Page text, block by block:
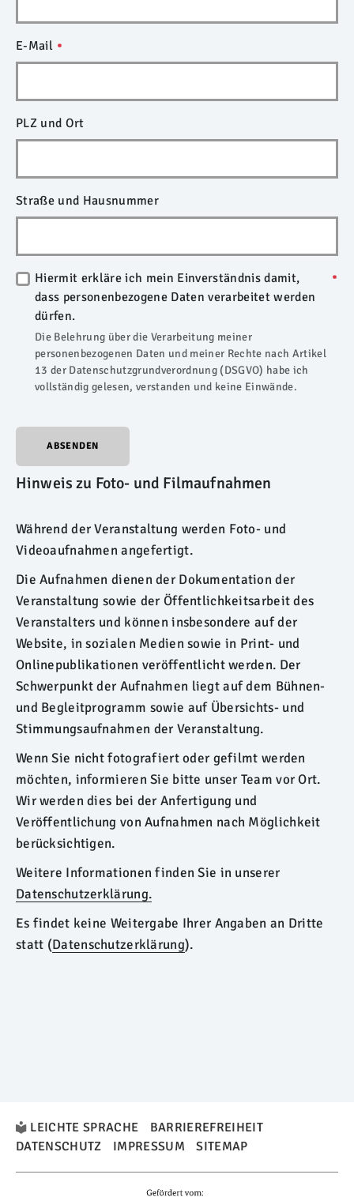
E-Mail
PLZ und Ort
Straße und Hausnummer
Hiermit erkläre ich mein Einverständnis damit,
dass personenbezogene Daten verarbeitet werden
dürfen.
Die Belehrung über die Verarbeitung meiner
personenbezogenen Daten und meiner Rechte nach Artikel
13 der Datenschutzgrundverordnung (DSGVO) habe ich
vollständig gelesen, verstanden und keine Einwände.
ABSENDEN
Hinweis zu Foto- und Filmaufnahmen
Während der Veranstaltung werden Foto- und
Videoaufnahmen angefertigt.
Die Aufnahmen dienen der Dokumentation der
Veranstaltung sowie der Öffentlichkeitsarbeit des
Veranstalters und können insbesondere auf der
Website, in sozialen Medien sowie in Print- und
Onlinepublikationen veröffentlicht werden. Der
Schwerpunkt der Aufnahmen liegt auf dem Bühnen-
und Begleitprogramm sowie auf Übersichts- und
Stimmungsaufnahmen der Veranstaltung.
Wenn Sie nicht fotografiert oder gefilmt werden
möchten, informieren Sie bitte unser Team vor Ort.
Wir werden dies bei der Anfertigung und
Veröffentlichung von Aufnahmen nach Möglichkeit
berücksichtigen.
Weitere Informationen finden Sie in unserer
Datenschutzerklärung.
Es findet keine Weitergabe Ihrer Angaben an Dritte
statt (Datenschutzerklärung).
LEICHTE SPRACHE
BARRIEREFREIHEIT
DATENSCHUTZ
IMPRESSUM SITEMAP